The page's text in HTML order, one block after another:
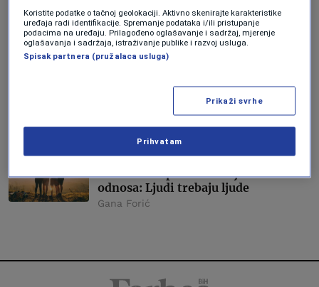
Forbes BiH
TEHNOLOGIJA
vrtiće": Šta je pokazala MIT studija o
upotrebi Chat GPT-a
Amela Keserović Polić
LIFESTYLE
Meta i Gallup istraživanje društvenih
odnosa: Ljudi trebaju ljude
Gana Forić
Koristite podatke o tačnoj geolokaciji. Aktivno skenirajte karakteristike
uređaja radi identifikacije. Spremanje podataka i/ili pristupanje
podacima na uređaju. Prilagođeno oglašavanje i sadržaj, mjerenje
oglašavanja i sadržaja, istraživanje publike i razvoj usluga.
Spisak partnera (pružalaca usluga)
Prikaži svrhe
Prihvatam